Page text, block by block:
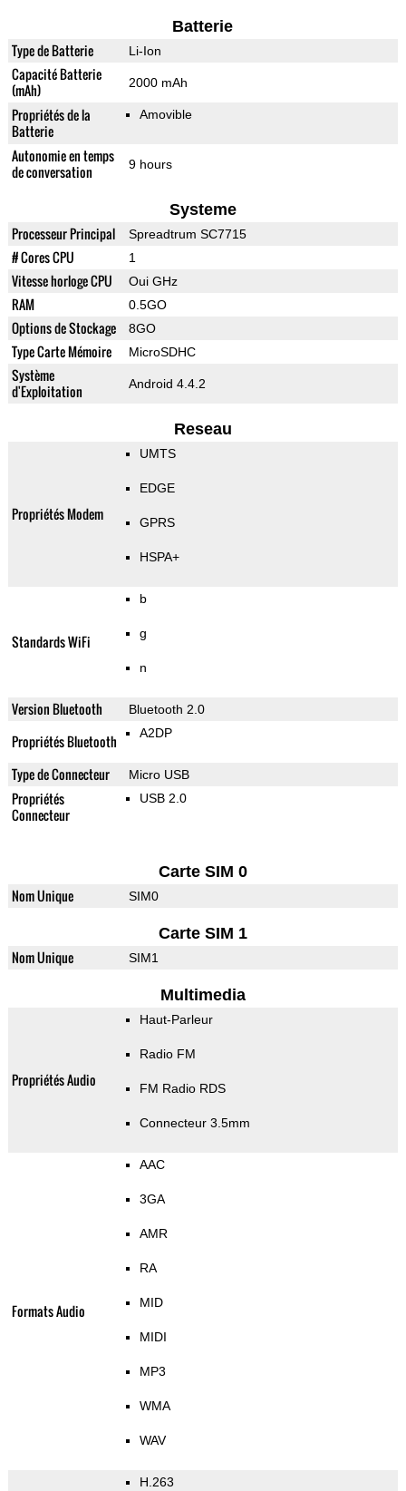
Batterie
Type de Batterie Li-Ion
Capacité Batterie
(mAh)
2000 mAh
Propriétés de la
Batterie
Amovible
Autonomie en temps
de conversation
9 hours
Systeme
Processeur Principal Spreadtrum SC7715
# Cores CPU 1
Vitesse horloge CPU Oui GHz
RAM 0.5GO
Options de Stockage 8GO
Type Carte Mémoire MicroSDHC
Système
d'Exploitation
Android 4.4.2
Reseau
Propriétés Modem
UMTS
EDGE
GPRS
HSPA+
Standards WiFi
b
g
n
Version Bluetooth Bluetooth 2.0
Propriétés Bluetooth A2DP
Type de Connecteur Micro USB
Propriétés
Connecteur
USB 2.0
Carte SIM 0
Nom Unique SIM0
Carte SIM 1
Nom Unique SIM1
Multimedia
Propriétés Audio
Haut-Parleur
Radio FM
FM Radio RDS
Connecteur 3.5mm
Formats Audio
AAC
3GA
AMR
RA
MID
MIDI
MP3
WMA
WAV
H.263